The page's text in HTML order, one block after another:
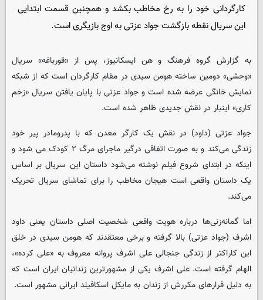
کارگردانی خود را به رخ مخاطب بکشد و همچنین قسمت ابتدایی
این سریال نقطه بازگشت جواد عزتی به اوج بازیگری است.
به گزارش گروه فرهنگ و هنایسکانیوز، پس از «قورباغه» سریال
«وحشی» دومین ساخته هومن سیدی در مقام کارگردان است که از شبکه
نمایش خانگی عرضه شده است و جواد عزتی با پایان یافتن سریال «زخم
کاری» اینبار در نقش جدیدی ظاهر شده است.
جواد عزتی (داود) در نقش یک کارگر معدن که با پدرومادر پیر خود
زندگی می‌کند و به صورت اتفاقی درگیر ماجرای مرگ ۲ کودک می شود و
اینکه در ابتدای شروع فیلم نوشته می‌شود داستان این سریال بر اساس
یک داستان واقعی است هیجان مخاطب را برای تماشای سریال تحریک
می‌کند.
اما گمانه‌زنی‌ها درباره هویت واقعی شخصیت اصلی داستان یعنی داود
اشرف (جواد عزتی) بالا گرفته و برخی معتقدند که هومن سیدی در خلق
این کاراکتر از زندگی جنجالی علی اشرف پروانه معروف به «علی کرده»،
الهام گرفته است. علی اشرف یکی از مشهورترین زندانیان ایران است که
به دلیل فرارهای مکررش از زندان به مایکل اسکافیلد ایرانی مشهور است.